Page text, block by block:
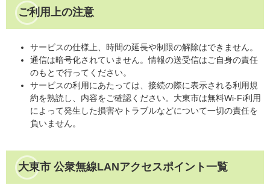
ご利用上の注意
サービスの仕様上、時間の延長や制限の解除はできません。
通信は暗号化されていません。情報の送受信はご自身の責任
のもとで行ってください。
サービスの利用にあたっては、接続の際に表示される利用規
約を熟読し、内容をご確認ください。大東市は無料Wi-Fi利用
によって発生した損害やトラブルなどについて一切の責任を
負いません。
大東市 公衆無線LANアクセスポイント一覧